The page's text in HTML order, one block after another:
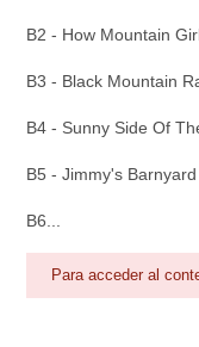
B2 - How Mountain
B3 - Black Mountain
B4 - Sunny Side Of
B5 - Jimmy's
B6...
Para acceder al